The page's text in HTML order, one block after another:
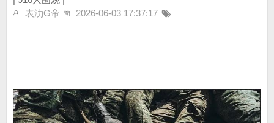
表氻G帝
2026-06-03 17:37:17